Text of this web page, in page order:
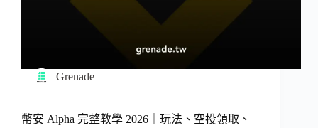
Grenade
幣安 Alpha 完整教學 2026｜玩法、空投領取、